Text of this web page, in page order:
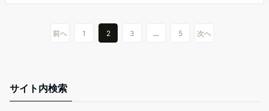
前へ 1 2 3 … 5 次へ
サイト内検索